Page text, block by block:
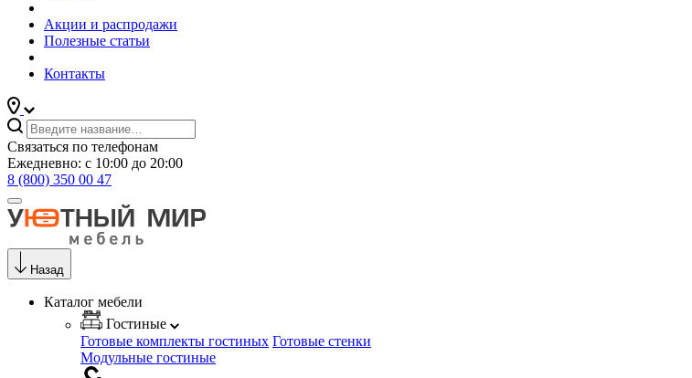
Акции и распродажи
Полезные статьи
Контакты
Связаться по телефонам
Ежедневно: с 10:00 до 20:00
8 (800) 350 00 47
Назад
Каталог мебели
Гостиные
Готовые комплекты гостиных Готовые стенки
Модульные гостиные